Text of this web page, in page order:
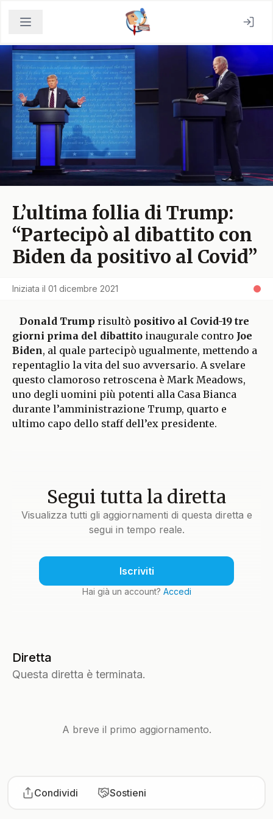
L’ultima follia di Trump:
“Partecipò al dibattito con
Biden da positivo al Covid”
Iniziata il 01 dicembre 2021
Donald Trump risultò positivo al Covid-19 tre
giorni prima del dibattito inaugurale contro Joe
Biden, al quale partecipò ugualmente, mettendo a
repentaglio la vita del suo avversario. A svelare
questo clamoroso retroscena è Mark Meadows,
uno degli uomini più potenti alla Casa Bianca
durante l’amministrazione Trump, quarto e
ultimo capo dello staff dell’ex presidente.
Segui tutta la diretta
Visualizza tutti gli aggiornamenti di questa diretta e
segui in tempo reale.
Iscriviti
Hai già un account? Accedi
Diretta
Questa diretta è terminata.
A breve il primo aggiornamento.
Condividi Sostieni